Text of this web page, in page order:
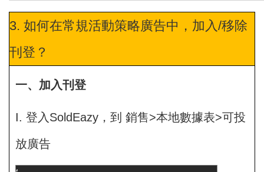
3. 如何在常規活動策略廣告中，加入/移除
刊登？
一、加入刊登
I. 登入SoldEazy，到 銷售>本地數據表>可投
放廣告